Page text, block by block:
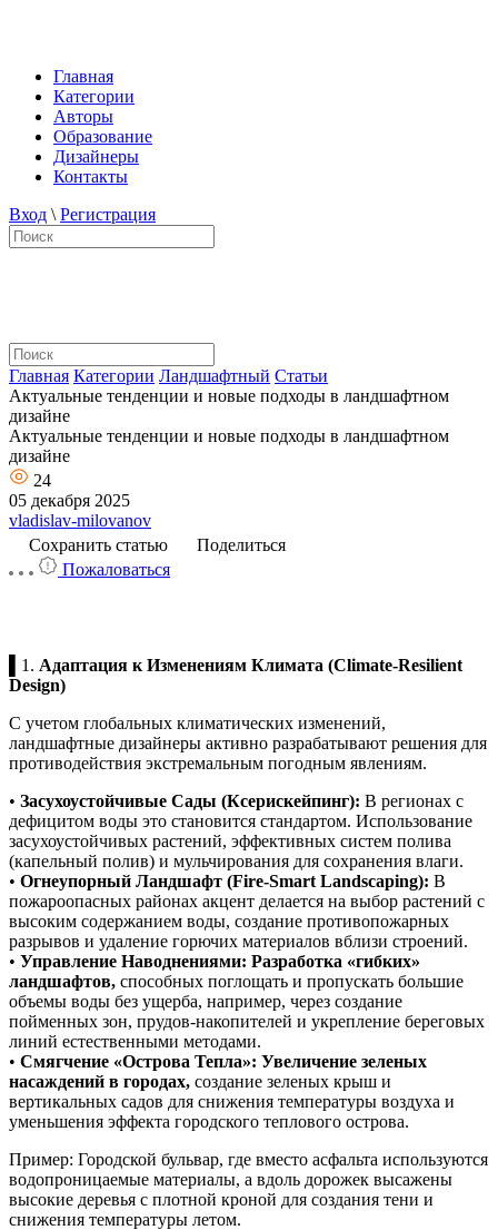
Главная
Категории
Авторы
Образование
Дизайнеры
Контакты
Вход \ Регистрация
Главная Категории Ландшафтный Статьи
Актуальные тенденции и новые подходы в ландшафтном
дизайне
Актуальные тенденции и новые подходы в ландшафтном
дизайне
24
05 декабря 2025
vladislav-milovanov
Сохранить статью
Поделиться
Пожаловаться
▌1. Адаптация к Изменениям Климата (Climate-Resilient
Design)
С учетом глобальных климатических изменений,
ландшафтные дизайнеры активно разрабатывают решения для
противодействия экстремальным погодным явлениям.
• Засухоустойчивые Сады (Ксерискейпинг): В регионах с
дефицитом воды это становится стандартом. Использование
засухоустойчивых растений, эффективных систем полива
(капельный полив) и мульчирования для сохранения влаги.
• Огнеупорный Ландшафт (Fire-Smart Landscaping): В
пожароопасных районах акцент делается на выбор растений с
высоким содержанием воды, создание противопожарных
разрывов и удаление горючих материалов вблизи строений.
• Управление Наводнениями: Разработка «гибких»
ландшафтов, способных поглощать и пропускать большие
объемы воды без ущерба, например, через создание
пойменных зон, прудов-накопителей и укрепление береговых
линий естественными методами.
• Смягчение «Острова Тепла»: Увеличение зеленых
насаждений в городах, создание зеленых крыш и
вертикальных садов для снижения температуры воздуха и
уменьшения эффекта городского теплового острова.
Пример: Городской бульвар, где вместо асфальта используются
водопроницаемые материалы, а вдоль дорожек высажены
высокие деревья с плотной кроной для создания тени и
снижения температуры летом.